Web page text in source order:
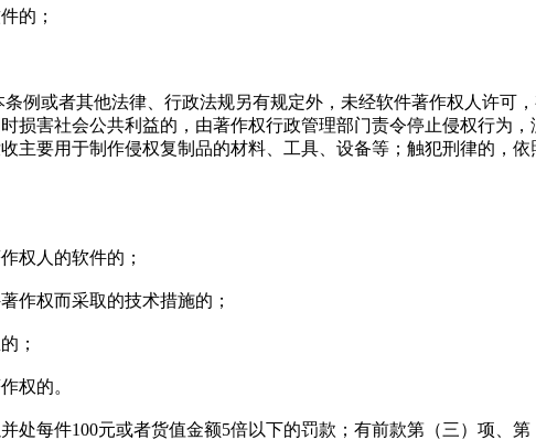
的；
例或者其他法律、行政法规另有规定外，未经软件著作权人许可
损害社会公共利益的，由著作权行政管理部门责令停止侵权行为
主要用于制作侵权复制品的材料、工具、设备等；触犯刑律的，
权人的软件的；
作权而采取的技术措施的；
；
权的。
处每件100元或者货值金额5倍以下的罚款；有前款第（三）项、